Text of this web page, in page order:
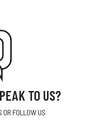
TO US?
OR FOLLOW US